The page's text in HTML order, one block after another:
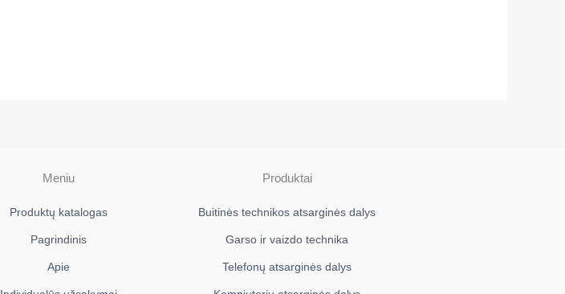
Meniu
Produktų katalogas
Pagrindinis
Apie
Produktai
Buitinės technikos atsarginės dalys
Garso ir vaizdo technika
Telefonų atsarginės dalys